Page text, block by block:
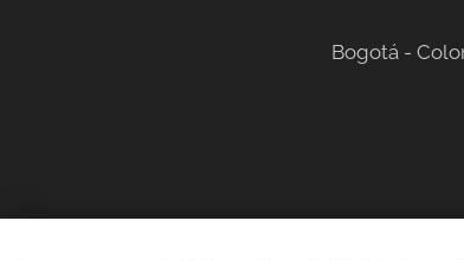
Bogotá -